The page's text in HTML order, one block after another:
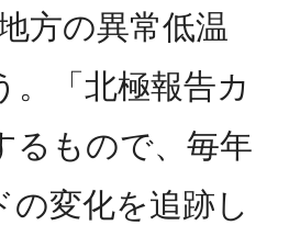
方の異常低温
「北極報告カ
るもので、毎年
変化を追跡し